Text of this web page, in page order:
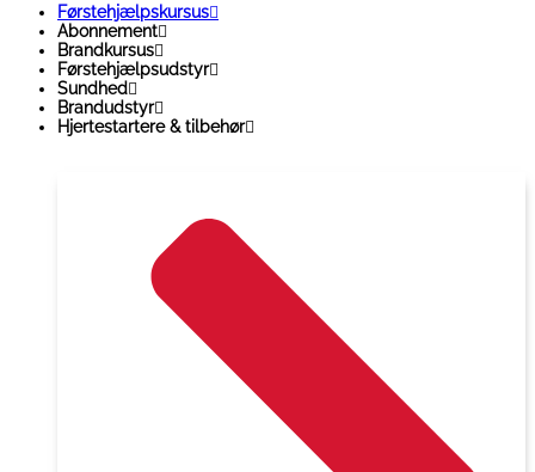
Førstehjælpskursus
Abonnement
Brandkursus
Førstehjælpsudstyr
Sundhed
Brandudstyr
Hjertestartere & tilbehør